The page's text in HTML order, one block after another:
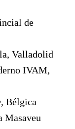
de
Valladolid
IVAM,
Bélgica
Masaveu